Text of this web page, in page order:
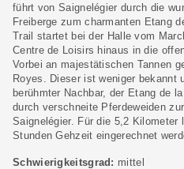
führt von Saignelégier durch die
Freiberge zum charmanten Etang
Trail startet bei der Halle vom
Centre de Loisirs hinaus in die
Vorbei an majestätischen Tannen
Royes. Dieser ist weniger bekannt
berühmter Nachbar, der Etang de
durch verschneite Pferdeweiden
Saignelégier. Für die 5,2 Kilometer
Stunden Gehzeit eingerechnet
Schwierigkeitsgrad: mittel